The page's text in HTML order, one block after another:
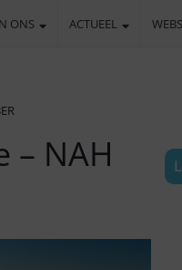
ONS ACTUEEL
NAH